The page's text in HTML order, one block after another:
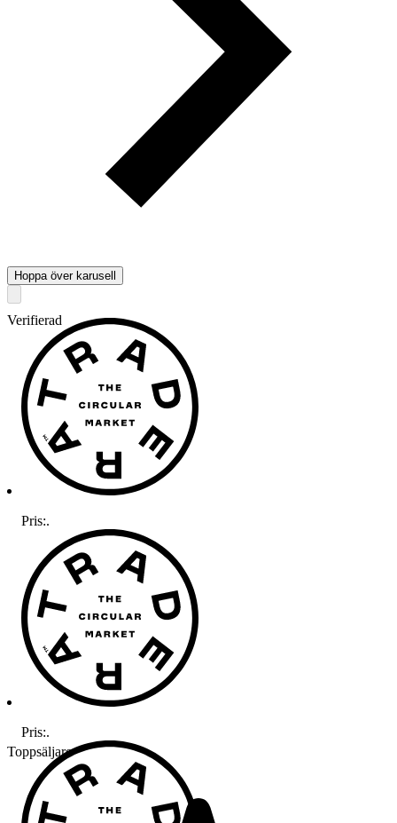
Verifierad
Toppsäljare
Hoppa över karusell
Pris:.
Pris:.